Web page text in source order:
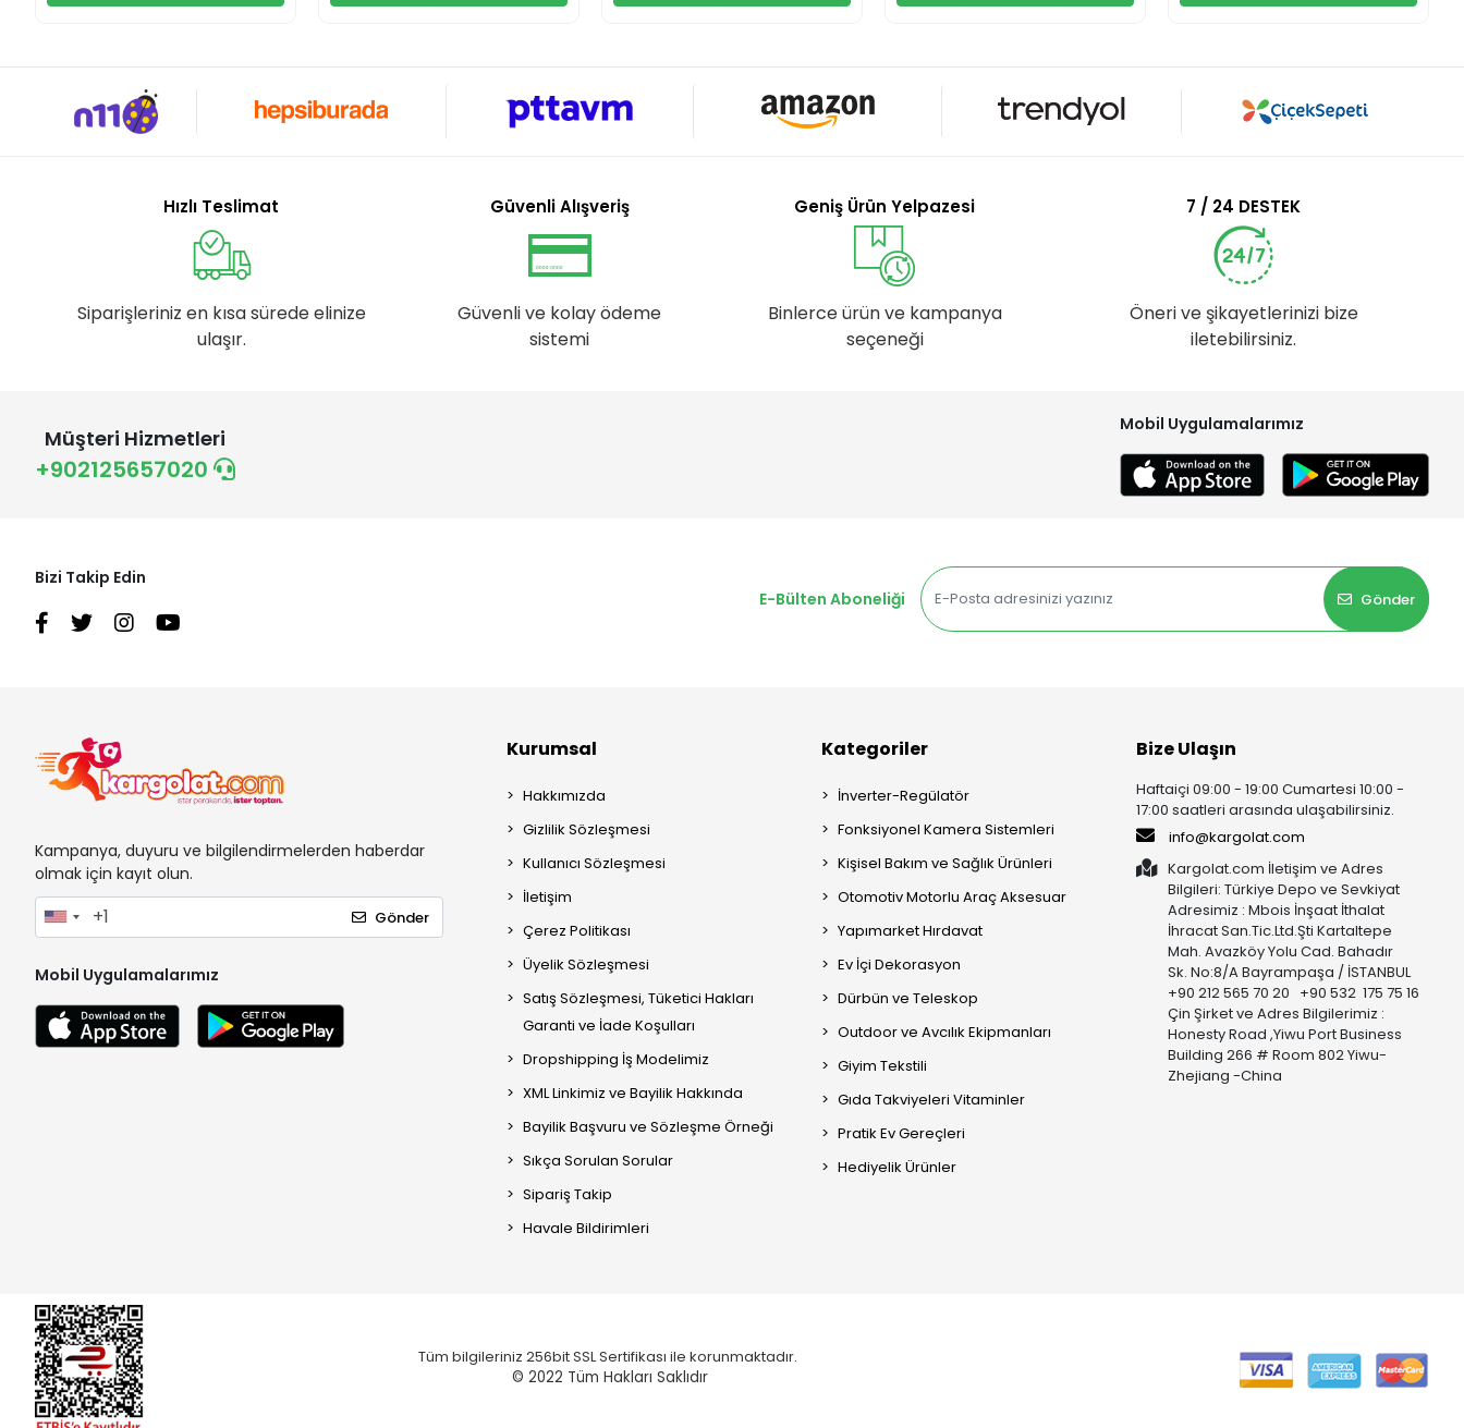
Hızlı Teslimat
Siparişleriniz en kısa sürede elinize
ulaşır.
Güvenli Alışveriş
Güvenli ve kolay ödeme
sistemi
Geniş Ürün Yelpazesi
Binlerce ürün ve kampanya
seçeneği
7 / 24 DESTEK
Öneri ve şikayetlerinizi bize
iletebilirsiniz.
Müşteri Hizmetleri
+902125657020
Mobil Uygulamalarımız
Bizi Takip Edin
E-Bülten Aboneliği
Gönder
Kampanya, duyuru ve bilgilendirmelerden haberdar
olmak için kayıt olun.
Gönder
Mobil Uygulamalarımız
Kurumsal
Hakkımızda
Gizlilik Sözleşmesi
Kullanıcı Sözleşmesi
İletişim
Çerez Politikası
Üyelik Sözleşmesi
Satış Sözleşmesi, Tüketici Hakları
Garanti ve İade Koşulları
Dropshipping İş Modelimiz
XML Linkimiz ve Bayilik Hakkında
Bayilik Başvuru ve Sözleşme Örneği
Sıkça Sorulan Sorular
Sipariş Takip
Havale Bildirimleri
Kategoriler
İnverter-Regülatör
Fonksiyonel Kamera Sistemleri
Kişisel Bakım ve Sağlık Ürünleri
Otomotiv Motorlu Araç Aksesuar
Yapımarket Hırdavat
Ev İçi Dekorasyon
Dürbün ve Teleskop
Outdoor ve Avcılık Ekipmanları
Giyim Tekstili
Gıda Takviyeleri Vitaminler
Pratik Ev Gereçleri
Hediyelik Ürünler
Bize Ulaşın
Haftaiçi 09:00 - 19:00 Cumartesi 10:00 -
17:00 saatleri arasında ulaşabilirsiniz.
info@kargolat.com
Kargolat.com İletişim ve Adres
Bilgileri: Türkiye Depo ve Sevkiyat
Adresimiz : Mbois İnşaat İthalat
İhracat San.Tic.Ltd.Şti Kartaltepe
Mah. Avazköy Yolu Cad. Bahadır
Sk. No:8/A Bayrampaşa / İSTANBUL
+90 212 565 70 20 +90 532 175 75 16
Çin Şirket ve Adres Bilgilerimiz :
Honesty Road ,Yiwu Port Business
Building 266 # Room 802 Yiwu-
Zhejiang -China
Tüm bilgileriniz 256bit SSL Sertifikası ile korunmaktadır.
© 2022 Tüm Hakları Saklıdır